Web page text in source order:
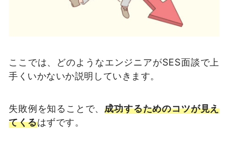
ここでは、どのようなエンジニアがSES面談で上
手くいかないか説明していきます。
失敗例を知ることで、成功するためのコツが見え
てくるはずです。